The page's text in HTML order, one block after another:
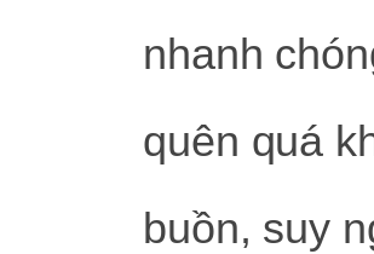
nhanh
quên quá
buồn, suy